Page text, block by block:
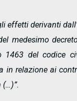
effetti derivanti
medesimo
1463 del codice
in relazione ai
(…)”.